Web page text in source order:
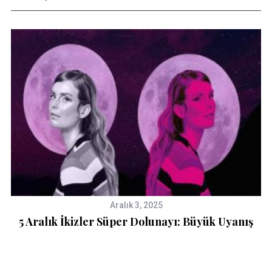
Aralık 3, 2025
5 Aralık İkizler Süper Dolunayı: Büyük Uyanış